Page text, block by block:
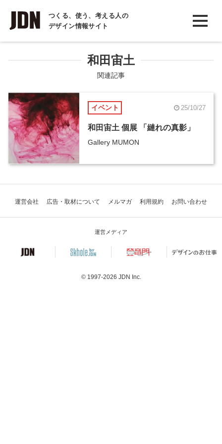
つくる、使う、考える人の
デザイン情報サイト
INTERVIEW
インタビュー
COLUMN
コラム
和田宙土
関連記事
イベント 25/10/27
和田宙土 個展 「縺れの真影」
Gallery MUMON
運営会社 広告・取材について メルマガ 利用規約 お問い合わせ
運営メディア
© 1997-2026 JDN Inc.